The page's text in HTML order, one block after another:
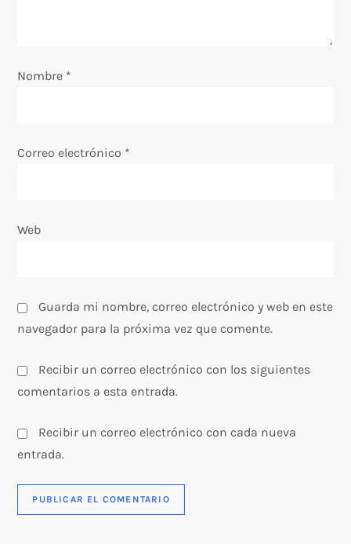
n
r
d
s
Nombre *
Correo electrónico *
Web
Guarda mi nombre, correo electrónico y web en este
navegador para la próxima vez que comente.
Recibir un correo electrónico con los siguientes
comentarios a esta entrada.
Recibir un correo electrónico con cada nueva
entrada.